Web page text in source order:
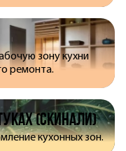
зону кухни
ремонта.
(скинали)
кухонных зон.